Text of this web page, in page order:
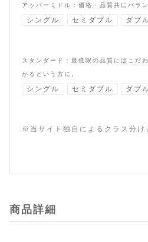
アッパーミドル：価格・品質共にバラ
シングル セミダブル ダブ
スタンダード：最低限の品質にはこだ
かるという方に。
シングル セミダブル ダブ
※当サイト独自によるクラス分け
商品詳細